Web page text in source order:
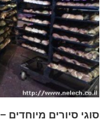
סוגי סיורים מיוחדים –